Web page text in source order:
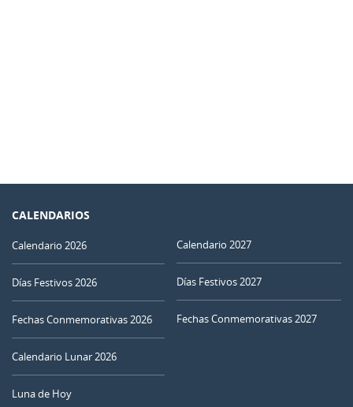
CALENDARIOS
Calendario 2026
Días Festivos 2026
Fechas Conmemorativas 2026
Calendario Lunar 2026
Luna de Hoy
Calendario 2027
Días Festivos 2027
Fechas Conmemorativas 2027